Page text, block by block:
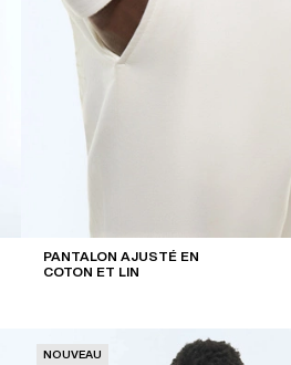
PANTALON AJUSTÉ EN
COTON ET LIN
NOUVEAU